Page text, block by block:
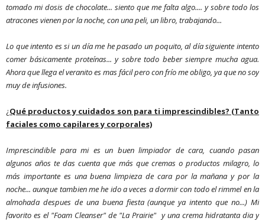
tomado mi dosis de chocolate... siento que me falta algo.... y sobre todo los
atracones vienen por la noche, con una peli, un libro, trabajando...
Lo que intento es si un día me he pasado un poquito, al día siguiente intento
comer básicamente proteínas... y sobre todo beber siempre mucha agua.
Ahora que llega el veranito es mas fácil pero con frío me obligo, ya que no soy
muy de infusiones.
¿Qué productos y cuidados son para ti imprescindibles? (Tanto
faciales como capilares y corporales)
Imprescindible para mi es un buen limpiador de cara, cuando pasan
algunos años te das cuenta que más que cremas o productos milagro, lo
más importante es una buena limpieza de cara por la mañana y por la
noche... aunque tambien me he ido a veces a dormir con todo el rimmel en la
almohada despues de una buena fiesta (aunque ya intento que no...) Mi
favorito es el "Foam Cleanser" de "La Prairie" y una crema hidratanta dia y